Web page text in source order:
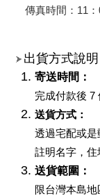
傳真時間：11：
出貨方式說明
寄送時間：
完成付款後 7
送貨方式：
透過宅配或
註明名字，住
送貨範圍：
限台灣本島地